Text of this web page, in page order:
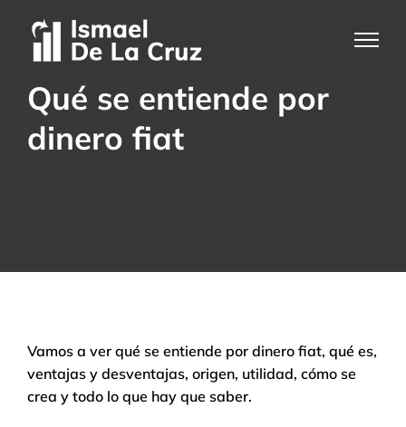
Qué se entiende por
dinero fiat
Vamos a ver qué se entiende por dinero fiat, qué es,
ventajas y desventajas, origen, utilidad, cómo se
crea y todo lo que hay que saber.